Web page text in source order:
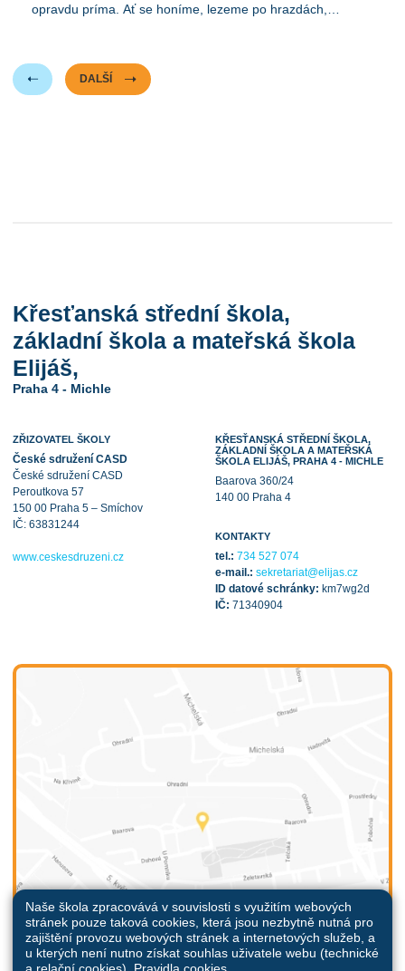
opravdu príma. Ať se honíme, lezeme po hrazdách,
míči, houpeme se na gumách či v hamakách, je nám spou
dobře. poslední nače vyrábění jsou hody na jaře a pohybliví
DALŠÍ
Křesťanská střední škola,
základní škola a mateřská škola
Elijáš,
Praha 4 - Michle
ZŘIZOVATEL ŠKOLY
České sdružení CASD
České sdružení CASD
Peroutkova 57
150 00 Praha 5 – Smíchov
IČ: 63831244
www.ceskesdruzeni.cz
KŘESŤANSKÁ STŘEDNÍ ŠKOLA,
ZÁKLADNÍ ŠKOLA A MATEŘSKÁ
ŠKOLA ELIJÁŠ, PRAHA 4 - MICHLE
Baarova 360/24
140 00 Praha 4
KONTAKTY
tel.: 734 527 074
e-mail.: sekretariat@elijas.cz
ID datové schránky: km7wg2d
IČ: 71340904
Naše škola zpracovává v souvislosti s využitím webových
stránek pouze taková cookies, která jsou nezbytně nutná pro
zajištění provozu webových stránek a internetových služeb, a
u kterých není nutno získat souhlas uživatele webu (technické
a relační cookies). Pravidla cookies